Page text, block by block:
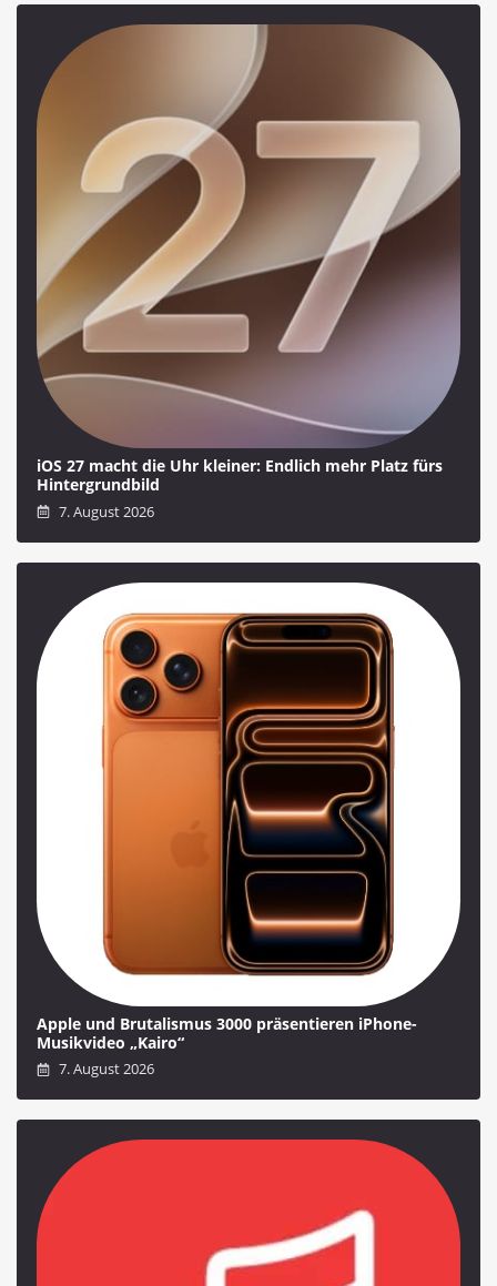
iOS 27 macht die Uhr kleiner: Endlich mehr Platz fürs
Hintergrundbild
7. August 2026
Apple und Brutalismus 3000 präsentieren iPhone-
Musikvideo „Kairo“
7. August 2026